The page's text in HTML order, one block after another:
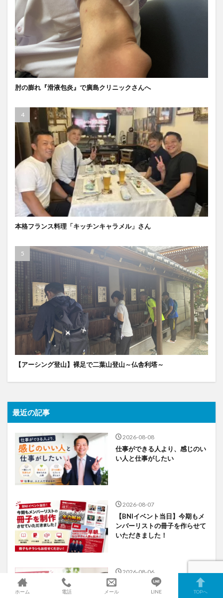
肘の膨れ『滑液包炎』で廣島クリニックさんへ
本格フランス料理「キッチンキャラメル」さん
【アーシング登山】裸足で二葉山登山～仏舎利塔～
最近の記事
2026-08-08
仕事ができる人より、感じのい
い人と仕事がしたい
2026-08-07
【BNIイベント当日】今期もメ
ンバーリストの冊子を作らせて
いただきました！
2026-08-06
【大阪の音楽教室】ホームペー
ジからのお問い合わせが増加！
ホーム 電話 メール LINE TOPへ